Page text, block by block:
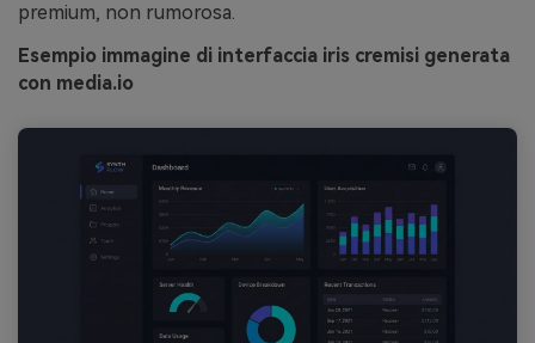
premium, non rumorosa.
Esempio immagine di interfaccia iris cremisi generata
con media.io